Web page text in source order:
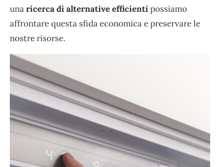
unaricerca di alternative efficientipossiamo
affrontare questa sfida economica e preservare le
nostre risorse.